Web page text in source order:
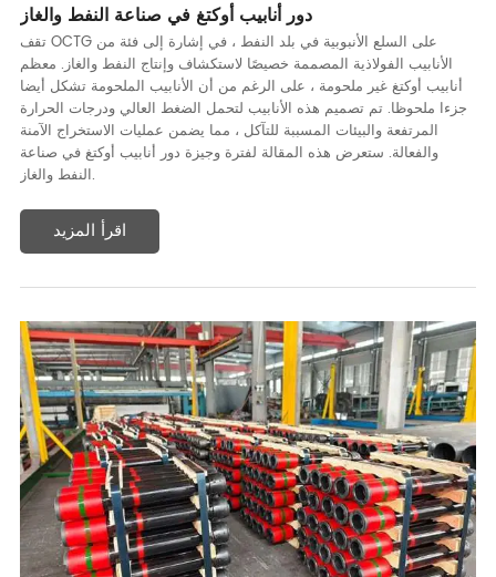
دور أنابيب أوكتغ في صناعة النفط والغاز
تقف OCTG على السلع الأنبوبية في بلد النفط ، في إشارة إلى فئة من
الأنابيب الفولاذية المصممة خصيصًا لاستكشاف وإنتاج النفط والغاز. معظم
أنابيب أوكتغ غير ملحومة ، على الرغم من أن الأنابيب الملحومة تشكل أيضا
جزءا ملحوظا. تم تصميم هذه الأنابيب لتحمل الضغط العالي ودرجات الحرارة
المرتفعة والبيئات المسببة للتآكل ، مما يضمن عمليات الاستخراج الآمنة
والفعالة. ستعرض هذه المقالة لفترة وجيزة دور أنابيب أوكتغ في صناعة
النفط والغاز.
اقرأ المزيد